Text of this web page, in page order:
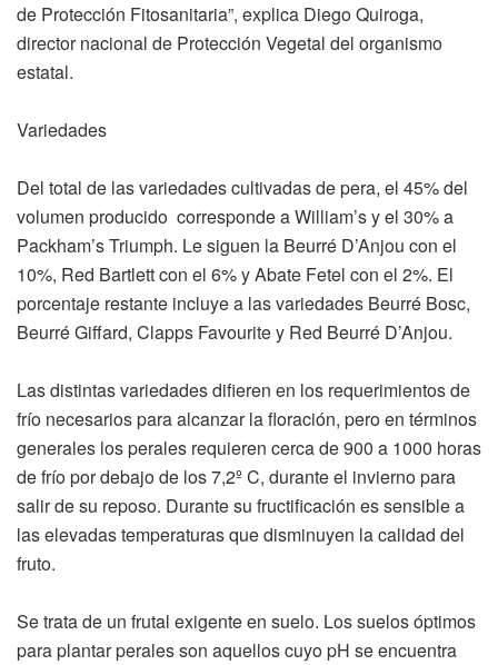
de Protección Fitosanitaria”, explica Diego Quiroga,
director nacional de Protección Vegetal del organismo
estatal.
Variedades
Del total de las variedades cultivadas de pera, el 45% del
volumen producido corresponde a William’s y el 30% a
Packham’s Triumph. Le siguen la Beurré D’Anjou con el
10%, Red Bartlett con el 6% y Abate Fetel con el 2%. El
porcentaje restante incluye a las variedades Beurré Bosc,
Beurré Giffard, Clapps Favourite y Red Beurré D’Anjou.
Las distintas variedades difieren en los requerimientos de
frío necesarios para alcanzar la floración, pero en términos
generales los perales requieren cerca de 900 a 1000 horas
de frío por debajo de los 7,2º C, durante el invierno para
salir de su reposo. Durante su fructificación es sensible a
las elevadas temperaturas que disminuyen la calidad del
fruto.
Se trata de un frutal exigente en suelo. Los suelos óptimos
para plantar perales son aquellos cuyo pH se encuentra